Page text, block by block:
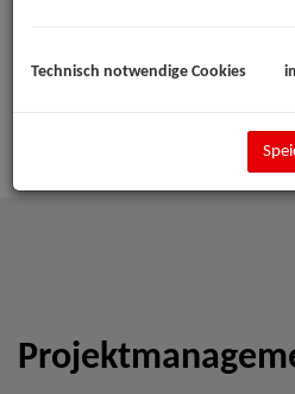
Technisch notwendige Cookies